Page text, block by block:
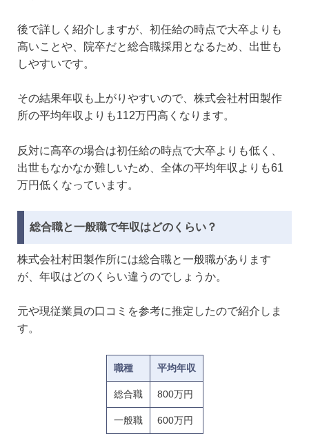
後で詳しく紹介しますが、初任給の時点で大卒よりも
高いことや、院卒だと総合職採用となるため、出世も
しやすいです。
その結果年収も上がりやすいので、株式会社村田製作
所の平均年収よりも112万円高くなります。
反対に高卒の場合は初任給の時点で大卒よりも低く、
出世もなかなか難しいため、全体の平均年収よりも61
万円低くなっています。
総合職と一般職で年収はどのくらい？
株式会社村田製作所には総合職と一般職があります
が、年収はどのくらい違うのでしょうか。
元や現従業員の口コミを参考に推定したので紹介しま
す。
職種 平均年収
総合職 800万円
一般職 600万円